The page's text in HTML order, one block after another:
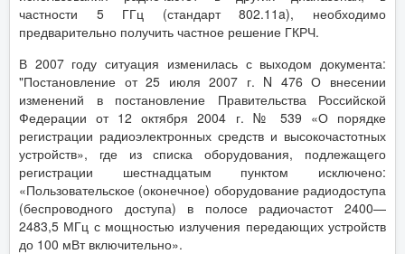
частности 5 ГГц (стандарт 802.11a), необходимо
предварительно получить частное решение ГКРЧ.
В 2007 году ситуация изменилась с выходом документа:
"Постановление от 25 июля 2007 г. N 476 О внесении
изменений в постановление Правительства Российской
Федерации от 12 октября 2004 г. № 539 «О порядке
регистрации радиоэлектронных средств и высокочастотных
устройств», где из списка оборудования, подлежащего
регистрации шестнадцатым пунктом исключено:
«Пользовательское (оконечное) оборудование радиодоступа
(беспроводного доступа) в полосе радиочастот 2400—
2483,5 МГц с мощностью излучения передающих устройств
до 100 мВт включительно».